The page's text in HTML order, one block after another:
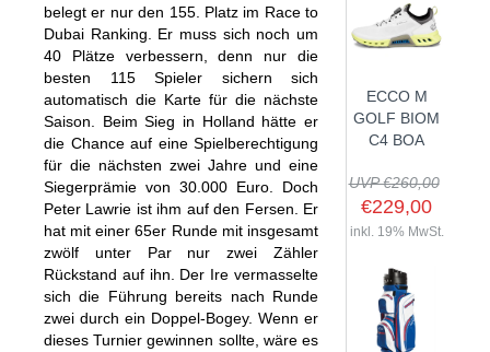
GOLFSCHLÄGER
DRIVER
FAIRWAYHÖLZER
EISENSÄTZE
WEDGES
HYBRIDS
DRIVING EISEN
PUTTER
KINDER GOLFSCHLÄGER
KOMPLETTSETS
BAGS
CARTBAGS
STANDBAGS
TRAVELBAGS
SONSTIGE BAGS
TROLLIES
PUSH- & PULLTROLLIES
ELEKTROTROLLIES
TROLLEY ZUBEHÖR
BÄLLE
GOLFBÄLLE
LOGOBÄLLE
SCHUHE
HERREN GOLFSCHUHE
DAMEN GOLFSCHUHE
KINDER GOLFSCHUHE
BEKLEIDUNG
HERREN
DAMEN
CAPS
GÜRTEL & SOCKEN
HANDSCHUHE
HERREN GOLFHANDSCHUHE
DAMEN GOLFHANDSCHUHE
KINDER GOLFHANDSCHUHE
ZUBEHÖR
ENTFERNUNGSMESSER
REGENSCHIRME
KOMPONENTEN
GRIFFE
GUTSCHEINE
belegt er nur den 155. Platz im Race to
Dubai Ranking. Er muss sich noch um
40 Plätze verbessern, denn nur die
besten 115 Spieler sichern sich
automatisch die Karte für die nächste
Saison. Beim Sieg in Holland hätte er
die Chance auf eine Spielberechtigung
für die nächsten zwei Jahre und eine
Siegerprämie von 30.000 Euro. Doch
Peter Lawrie ist ihm auf den Fersen. Er
hat mit einer 65er Runde mit insgesamt
zwölf unter Par nur zwei Zähler
Rückstand auf ihn. Der Ire vermasselte
sich die Führung bereits nach Runde
zwei durch ein Doppel-Bogey. Wenn er
dieses Turnier gewinnen sollte, wäre es
ECCO M
GOLF BIOM
C4 BOA
UVP €260,00
€229,00
inkl. 19% MwSt.